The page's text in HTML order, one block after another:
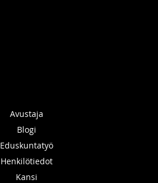
Avustaja
Blogi
Eduskuntatyö
Henkilötiedot
Kansi